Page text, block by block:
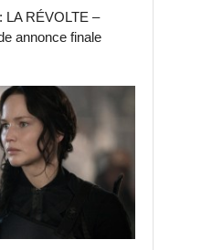
LA RÉVOLTE –
annonce finale